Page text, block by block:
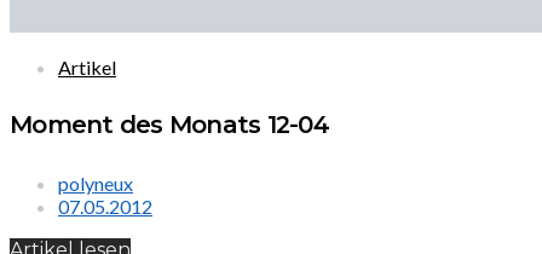
Artikel
Moment des Monats 12-04
polyneux
07.05.2012